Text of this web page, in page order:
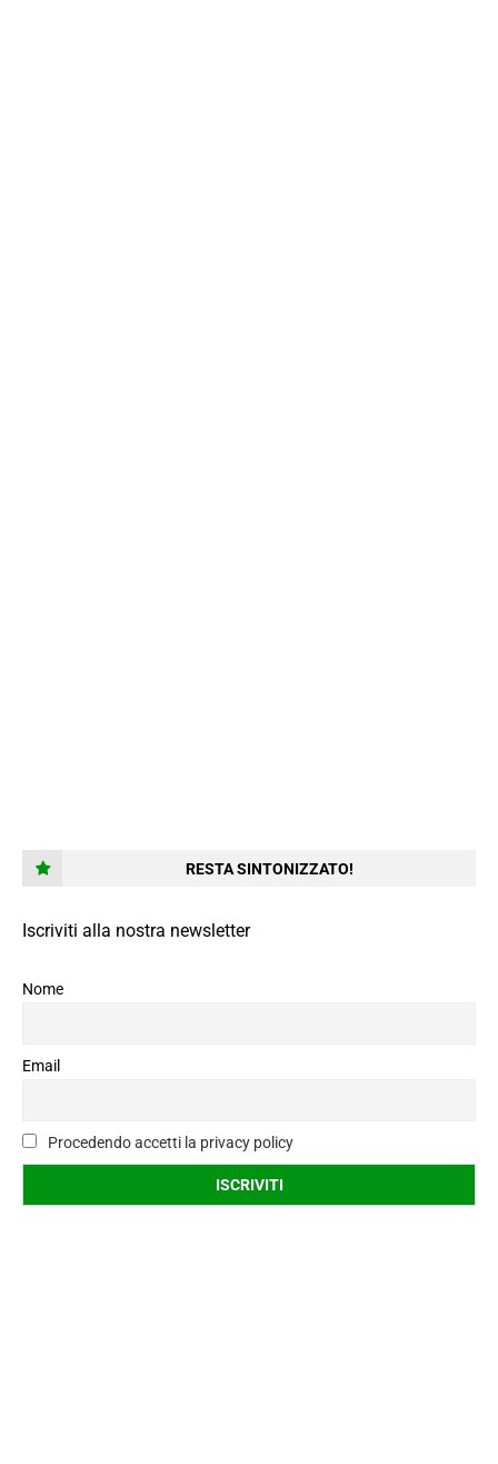
RESTA SINTONIZZATO!
Iscriviti alla nostra newsletter
Nome
Email
Procedendo accetti la privacy policy